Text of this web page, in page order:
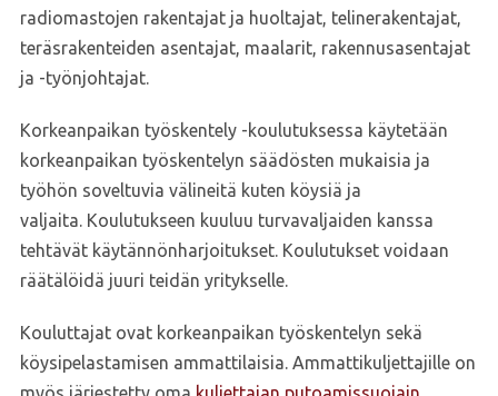
radiomastojen rakentajat ja huoltajat, telinerakentajat,
teräsrakenteiden asentajat, maalarit, rakennusasentajat
ja -työnjohtajat.
Korkeanpaikan työskentely -koulutuksessa käytetään
korkeanpaikan työskentelyn säädösten mukaisia ja
työhön soveltuvia välineitä kuten köysiä ja
valjaita. Koulutukseen kuuluu turvavaljaiden kanssa
tehtävät käytännönharjoitukset. Koulutukset voidaan
räätälöidä juuri teidän yritykselle.
Kouluttajat ovat korkeanpaikan työskentelyn sekä
köysipelastamisen ammattilaisia. Ammattikuljettajille on